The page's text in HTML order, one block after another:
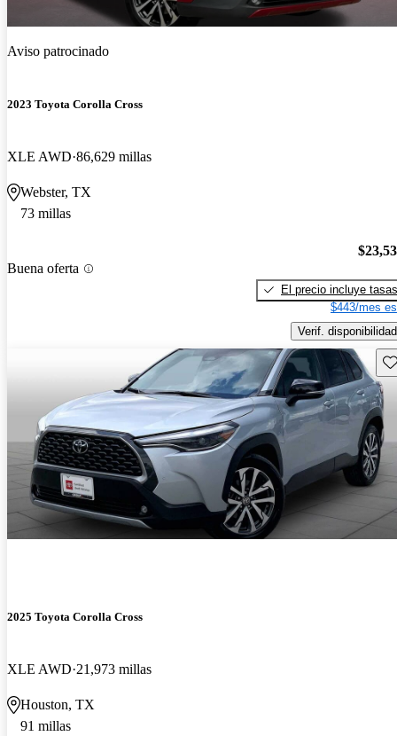
Aviso patrocinado
2023 Toyota Corolla Cross
XLE AWD 86,629 millas
Webster, TX
73 millas
Buena oferta
El precio incluye tasas
$443/mes
Verif. disponibilidad
2025 Toyota Corolla Cross
XLE AWD 21,973 millas
Houston, TX
91 millas